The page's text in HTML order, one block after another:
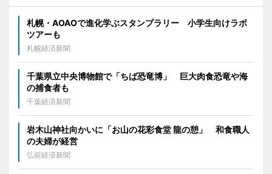
札幌・AOAOで進化学ぶスタンプラリー 小学生向けラボ
ツアーも
札幌経済新聞
千葉県立中央博物館で「ちば恐竜博」 巨大肉食恐竜や海
の捕食者も
千葉経済新聞
岩木山神社向かいに「お山の花彩食堂 龍の憩」 和食職人
の夫婦が経営
弘前経済新聞